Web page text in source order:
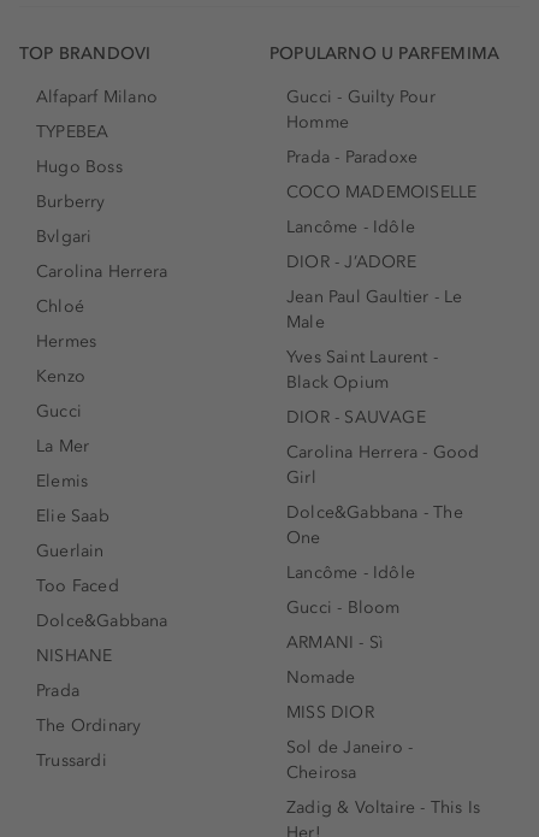
TOP BRANDOVI
Alfaparf Milano
TYPEBEA
Hugo Boss
Burberry
Bvlgari
Carolina Herrera
Chloé
Hermes
Kenzo
Gucci
La Mer
Elemis
Elie Saab
Guerlain
Too Faced
Dolce&Gabbana
NISHANE
Prada
The Ordinary
Trussardi
POPULARNO U PARFEMIMA
Gucci - Guilty Pour
Homme
Prada - Paradoxe
COCO MADEMOISELLE
Lancôme - Idôle
DIOR - J’ADORE
Jean Paul Gaultier - Le
Male
Yves Saint Laurent -
Black Opium
DIOR - SAUVAGE
Carolina Herrera - Good
Girl
Dolce&Gabbana - The
One
Lancôme - Idôle
Gucci - Bloom
ARMANI - Sì
Nomade
MISS DIOR
Sol de Janeiro -
Cheirosa
Zadig & Voltaire - This Is
Her!